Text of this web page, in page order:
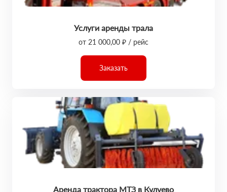
Услуги аренды трала
от 21 000,00 ₽ / рейс
Заказать
Аренда трактора МТЗ в Кулуево